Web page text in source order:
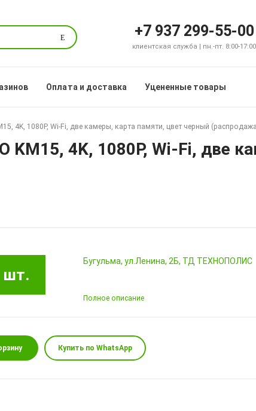
Поиск +7 937 299-55-00
клиентская служба | пн.-пт. 8:00-17:00
Оплата и доставка Уцененные товары
4K, 1080P, Wi-Fi, две камеры, карта памяти, цвет черный
KM15, 4K, 1080P, Wi-Fi, две
шт.
Бугульма, ул.Ленина, 2Б, ТД ТЕХНОПОЛИС
Полное описание
Купить по WhatsApp